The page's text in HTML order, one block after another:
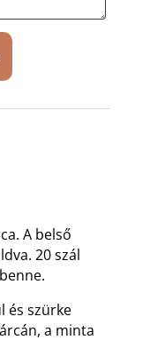
A belső
20 szál
és szürke
a minta